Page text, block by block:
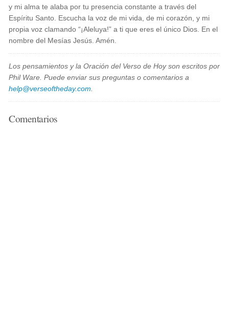
y mi alma te alaba por tu presencia constante a través del
Espíritu Santo. Escucha la voz de mi vida, de mi corazón, y mi
propia voz clamando “¡Aleluya!” a ti que eres el único Dios. En el
nombre del Mesías Jesús. Amén.
Los pensamientos y la Oración del Verso de Hoy son escritos por
Phil Ware. Puede enviar sus preguntas o comentarios a
help@verseoftheday.com
Comentarios